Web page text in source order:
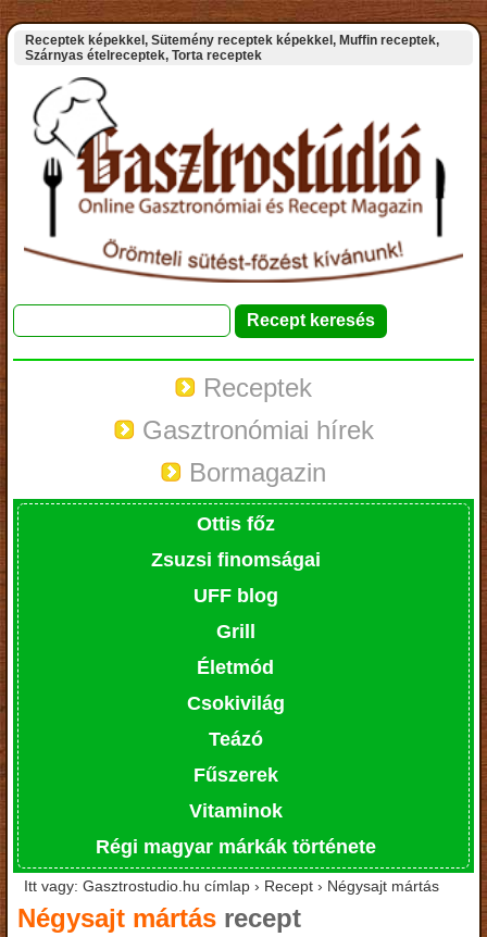
Receptek képekkel, Sütemény receptek képekkel, Muffin receptek,
Szárnyas ételreceptek, Torta receptek
Receptek
Gasztronómiai hírek
Bormagazin
Ottis főz
Zsuzsi finomságai
UFF blog
Grill
Életmód
Csokivilág
Teázó
Fűszerek
Vitaminok
Régi magyar márkák története
Itt vagy: Gasztrostudio.hu címlap › Recept › Négysajt mártás
Négysajt mártás recept